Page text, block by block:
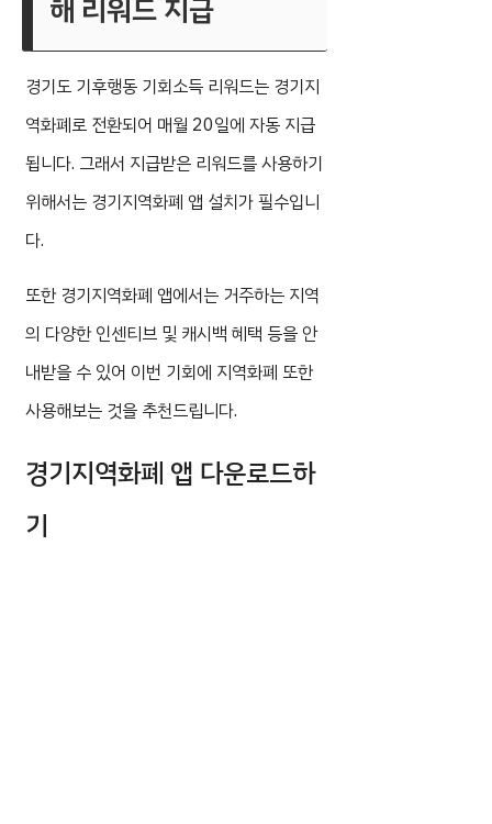
해 리워드 지급
경기도 기후행동 기회소득 리워드는 경기지
역화폐로 전환되어 매월 20일에 자동 지급
됩니다. 그래서 지급받은 리워드를 사용하기
위해서는 경기지역화폐 앱 설치가 필수입니
다.
또한 경기지역화폐 앱에서는 거주하는 지역
의 다양한 인센티브 및 캐시백 혜택 등을 안
내받을 수 있어 이번 기회에 지역화폐 또한
사용해보는 것을 추천드립니다.
경기지역화폐 앱 다운로드하
기